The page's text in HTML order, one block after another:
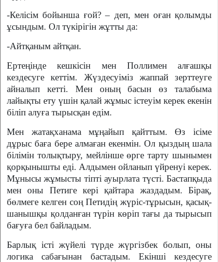
-Келісім бойынша ғой? – деп, мен оған қолымды
ұсындым. Ол түкірігін жұтты да:
-Айтқаным айтқан.
Ертеңінде кешкісін мен Поллимен алғашқы
кездесуге кеттім. Жүздесуіміз жаппай зерттеуге
айналып кетті. Мен оның басын өз талабыма
лайықты ету үшін қалай жұмыс істеуім керек екенін
біліп алуға тырысқан едім.
Мен жатақханама мұңайып қайттым. Өз ісіме
дұрыс баға бере алмаған екенмін. Ол қыздың шала
білімін толықтыру, мейлінше өрге тарту шынымен
қорқынышты еді. Алдымен ойланып үйренуі керек.
Мұнысы жұмысты тіпті ауырлата түсті. Бастапқыда
мен оны Петиге кері қайтара жаздадым. Бірақ,
бөлмеге келген соң Петидің жүріс-тұрысын, қасық-
шанышқы қолданған түрін көріп тағы да тырысып
бағуға бел байладым.
Барлық істі жүйелі түрде жүргізбек болып, оны
логика сабағынан бастадым. Екінші кездесуге